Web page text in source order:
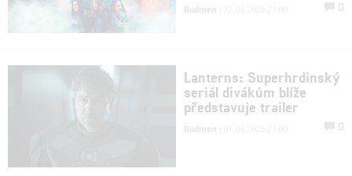
Rudmen 0
Lanterns: Superhrdinský
seriál divákům blíže
představuje trailer
Rudmen 0